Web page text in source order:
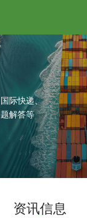
际快递、
解答等
资讯信息